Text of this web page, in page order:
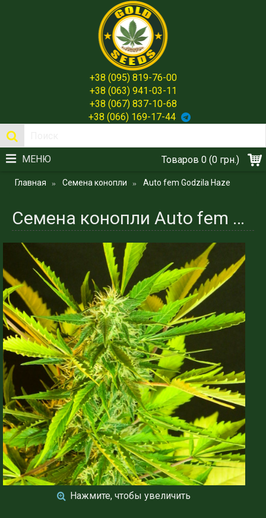
+38 (095) 819-76-00
+38 (063) 941-03-11
+38 (067) 837-10-68
+38 (066) 169-17-44
Товаров 0 (0 грн.)
МЕНЮ
Главная Семена конопли Auto fem Godzila Haze
Семена конопли Auto fem Godzila Haaze - автоцвет Испании - Gold Seeds
Нажмите, чтобы увеличить